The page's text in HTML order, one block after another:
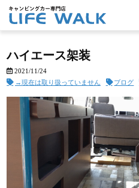
ハイエース架装
2021/11/24
→現在は取り扱っていません
ブログ